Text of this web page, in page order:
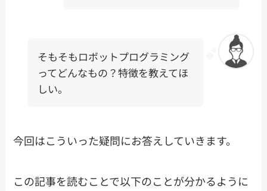
そもそもロボットプログラミング
ってどんなもの？特徴を教えてほ
しい。
今回はこういった疑問にお答えしていきます。
この記事を読むことで以下のことが分かるように